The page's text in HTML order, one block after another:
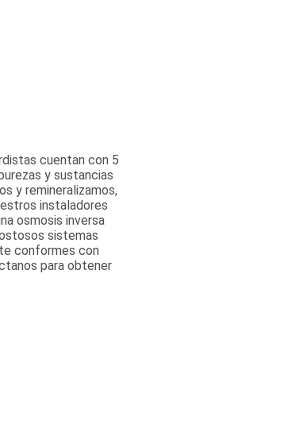
cuentan con 5
y sustancias
y remineralizamos,
instaladores
osmosis inversa
sistemas
conformes con
para obtener